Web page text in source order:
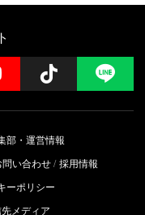
YouTube Follow
部・運営情報
い合わせ 採用情報
ーポリシー
メディア